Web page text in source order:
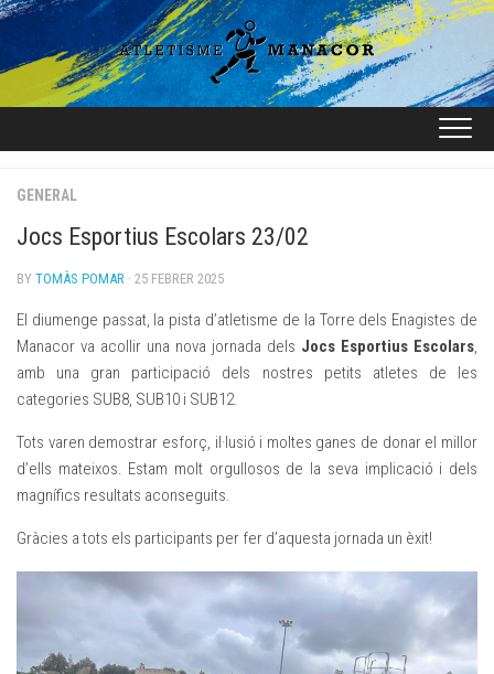
Skip
to
content
GENERAL
Jocs Esportius Escolars 23/02
BY TOMÀS POMAR · 25 FEBRER 2025
El diumenge passat, la pista d’atletisme de la Torre dels Enagistes de
Manacor va acollir una nova jornada dels Jocs Esportius Escolars,
amb una gran participació dels nostres petits atletes de les
categories SUB8, SUB10 i SUB12.
Tots varen demostrar esforç, il·lusió i moltes ganes de donar el millor
d’ells mateixos. Estam molt orgullosos de la seva implicació i dels
magnífics resultats aconseguits.
Gràcies a tots els participants per fer d’aquesta jornada un èxit!